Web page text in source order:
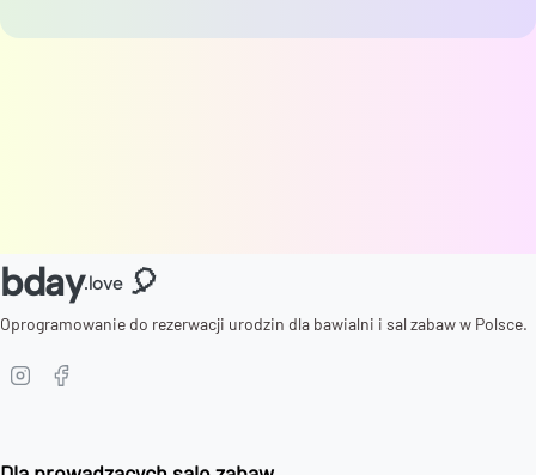
bday.love 🎈
Oprogramowanie do rezerwacji urodzin dla bawialni i sal zabaw w Polsce.